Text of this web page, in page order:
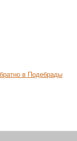
в Подебрады